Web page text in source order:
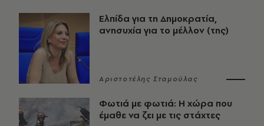
Ελπίδα για τη Δημοκρατία,
ανησυχία για το μέλλον (της)
Αριστοτέλης Σταμούλας
Φωτιά με φωτιά: Η χώρα που
έμαθε να ζει με τις στάχτες